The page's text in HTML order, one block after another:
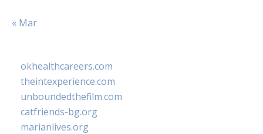
« Mar
okhealthcareers.com
theintexperience.com
unboundedthefilm.com
catfriends-bg.org
marianlives.org